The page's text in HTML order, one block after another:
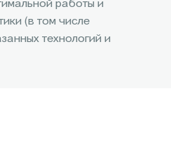
работы и
(в том числе
технологий и